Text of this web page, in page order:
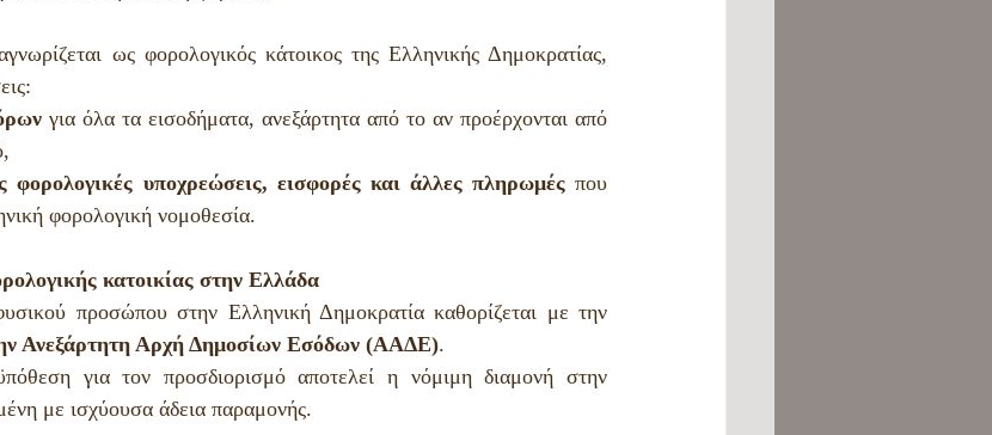
ως φορολογικός κάτοικος της Ελληνικής Δημοκρατίας,
για όλα τα εισοδήματα, ανεξάρτητα από το αν προέρχονται από
υποχρεώσεις, εισφορές και άλλες πληρωμές που
φορολογική νομοθεσία.
κατοικίας στην Ελλάδα
προσώπου στην Ελληνική Δημοκρατία καθορίζεται με την
Ανεξάρτητη Αρχή Δημοσίων Εσόδων (ΑΑΔΕ).
για τον προσδιορισμό αποτελεί η νόμιμη διαμονή στην
με ισχύουσα άδεια παραμονής.